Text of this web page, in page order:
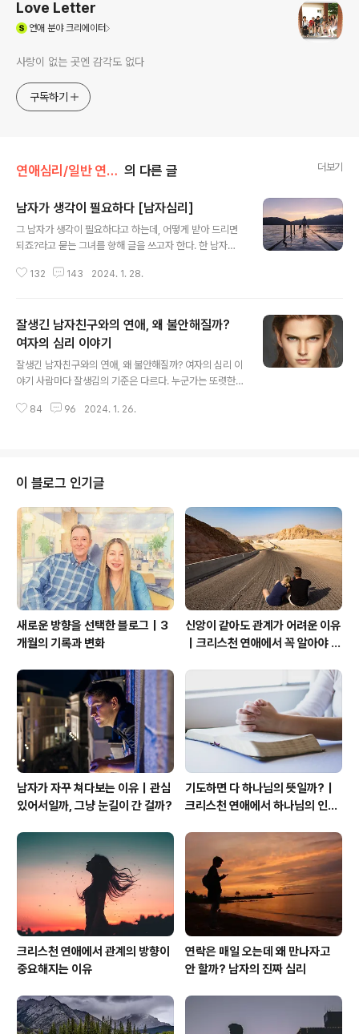
Love Letter
연애분야 크리에이터
사랑이 없는 곳엔 감각도 없다
구독하기
연애심리/일반 연애심리 의 다른 글 더보기
남자가 생각이 필요하다 [남자심리]
그 남자가 생각이 필요하다고 하는데, 어떻게 받아 드리면
되죠?라고 묻는 그녀를 향해 글을 쓰고자 한다. 한 남자의
은 이상 무슨 의미로 말하는지 알고 싶다는 그대들을 위한
를 요구를 해왔을 것이고, 그것에 대한 대답이 생각이 필요
하다는 의미는 시간을 달라는 말과 같다. 남자는 이성적인
판단을 한다. 감정은 사치라고 생각한다. 그래서 이성적 판
단이 필요한 경우는 시간을 달라는 의미로 생각이라는 말
로 뉘앙스를 바꾼 것뿐이다. 신중하게 결정을 내려야 할 때
그녀의 기분을 망치기 싫어서 그냥 당장 결론을 내리는 말
132 143 2024. 1. 28.
잘생긴 남자친구와의 연애, 왜 불안해질까?
여자의 심리 이야기
잘생긴 남자친구와의 연애, 왜 불안해질까? 여자의 심리 이
야기 사람마다 잘생김의 기준은 다르다. 누군가는 또렷한
력적으로 느낀다. 결국 “잘생겼다”는 기준은 각자의 취향
생긴 남자친구를 둔 여자들이 한 번쯤 느껴봤을 감정들에
대해서 말이다. 물론 어디까지나 지극히 주관적인 이야기
이니, 가볍게 읽어주면 좋겠다. 연애 심리에 대해서 더 많은
정보를 알고자 한다면 아래의 글이 준비되어 있다.▶연애
심리 총정리｜남자심리·여자심리·썸·연락·이별·재회 심리
와 크리스천 연애 기준 불안이 시작되는..
84 96 2024. 1. 26.
이 블로그 인기글
새로운 방향을 선택한 블로그｜3
개월의 기록과 변화
신앙이 같아도 관계가 어려운 이유
｜크리스천 연애에서 꼭 알아야 할
남자가 자꾸 쳐다보는 이유｜관심
있어서일까, 그냥 눈길이 간 걸까?
기도하면 다 하나님의 뜻일까?｜
크리스천 연애에서 하나님의 인도
크리스천 연애에서 관계의 방향이
중요해지는 이유
연락은 매일 오는데 왜 만나자고
안 할까? 남자의 진짜 심리